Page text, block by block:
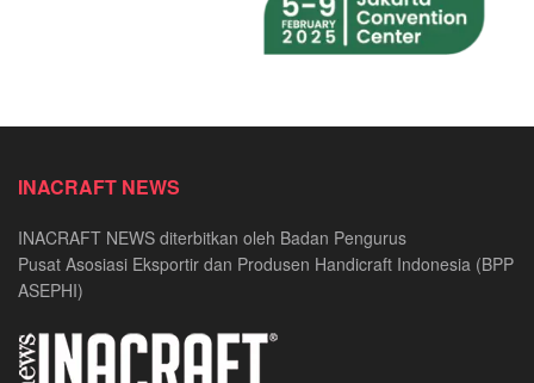
INACRAFT NEWS
INACRAFT NEWS diterbitkan oleh Badan Pengurus
Pusat Asosiasi Eksportir dan Produsen Handicraft Indonesia (BPP
ASEPHI)